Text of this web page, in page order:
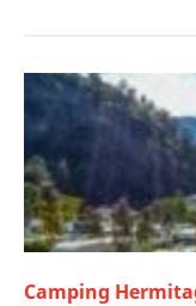
Camping